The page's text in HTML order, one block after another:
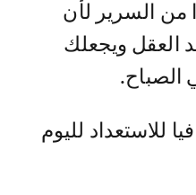
من السرير لأن
العقل ويجعلك
الصباح.
للاستعداد لليوم